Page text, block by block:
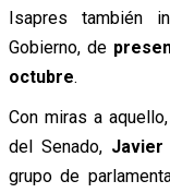
Isapres también
Gobierno, de
octubre.
Con miras a
del Senado,Javier
grupo de